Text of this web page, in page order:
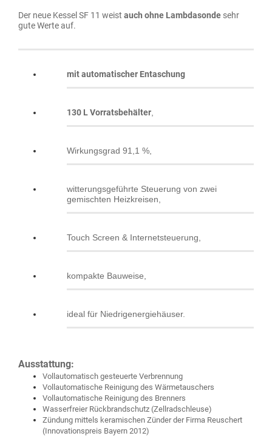
Der neue Kessel SF 11 weist auch ohne Lambdasonde sehr
gute Werte auf.
mit automatischer Entaschung
130 L Vorratsbehälter
Wirkungsgrad 91,1 %,
witterungsgeführte Steuerung von zwei
gemischten Heizkreisen,
Touch Screen & Internetsteuerung,
kompakte Bauweise,
ideal für Niedrigenergiehäuser.
Ausstattung:
Vollautomatisch gesteuerte Verbrennung
Vollautomatische Reinigung des Wärmetauschers
Vollautomatische Reinigung des Brenners
Wasserfreier Rückbrandschutz (Zellradschleuse)
Zündung mittels keramischen Zünder der Firma Reuschert
(Innovationspreis Bayern 2012)